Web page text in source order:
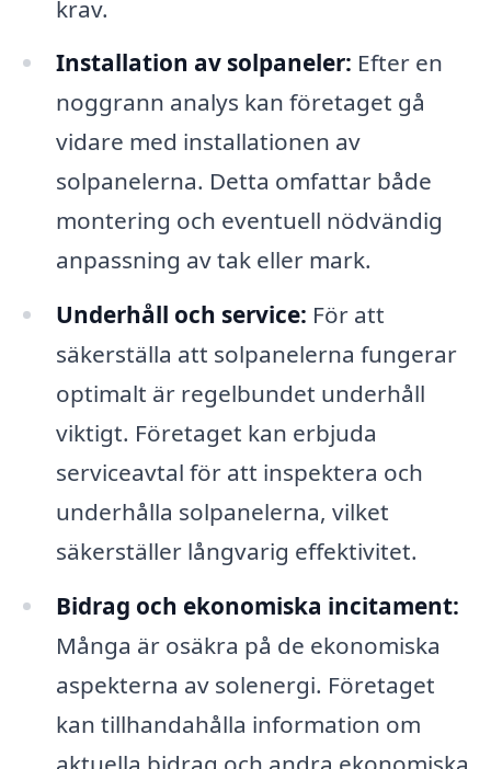
krav.
Installation av solpaneler: Efter en
noggrann analys kan företaget gå
vidare med installationen av
solpanelerna. Detta omfattar både
montering och eventuell nödvändig
anpassning av tak eller mark.
Underhåll och service: För att
säkerställa att solpanelerna fungerar
optimalt är regelbundet underhåll
viktigt. Företaget kan erbjuda
serviceavtal för att inspektera och
underhålla solpanelerna, vilket
säkerställer långvarig effektivitet.
Bidrag och ekonomiska incitament:
Många är osäkra på de ekonomiska
aspekterna av solenergi. Företaget
kan tillhandahålla information om